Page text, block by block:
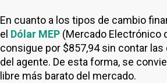
En cuanto a los tipos de cambio
el Dólar MEP (Mercado Electrónico
consigue por $857,94 sin contar
del agente. De esta forma, se
libre más barato del mercado.